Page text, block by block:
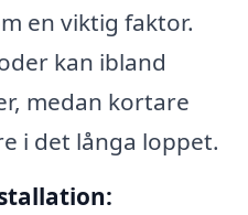
en viktig faktor.
kan ibland
medan kortare
i det långa loppet.